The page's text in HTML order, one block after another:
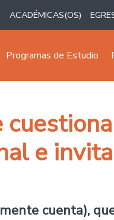
ACADÉMICAS(OS)
Programas de Estudio
e
cuenta),